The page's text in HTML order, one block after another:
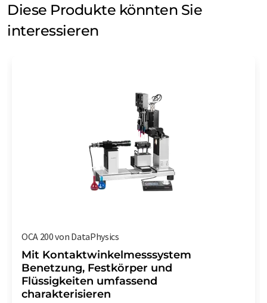
Diese Produkte könnten Sie
interessieren
OCA 200 von DataPhysics
Mit Kontaktwinkelmesssystem
Benetzung, Festkörper und
Flüssigkeiten umfassend
charakterisieren